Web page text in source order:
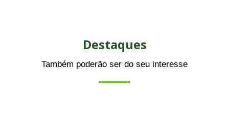
Destaques
Também poderão ser do seu interesse